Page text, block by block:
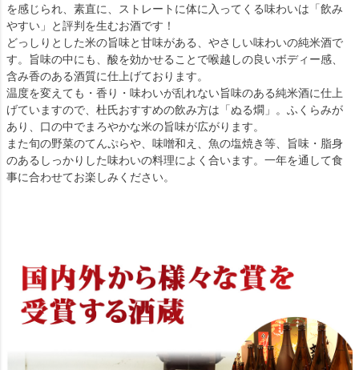
を感じられ、素直に、ストレートに体に入ってくる味わいは「飲み
やすい」と評判を生むお酒です！
どっしりとした米の旨味と甘味がある、やさしい味わいの純米酒で
す。旨味の中にも、酸を効かせることで喉越しの良いボディー感、
含み香のある酒質に仕上げております。
温度を変えても・香り・味わいが乱れない旨味のある純米酒に仕上
げていますので、杜氏おすすめの飲み方は「ぬる燗」。ふくらみが
あり、口の中でまろやかな米の旨味が広がります。
また旬の野菜のてんぷらや、味噌和え、魚の塩焼き等、旨味・脂身
のあるしっかりした味わいの料理によく合います。一年を通して食
事に合わせてお楽しみください。